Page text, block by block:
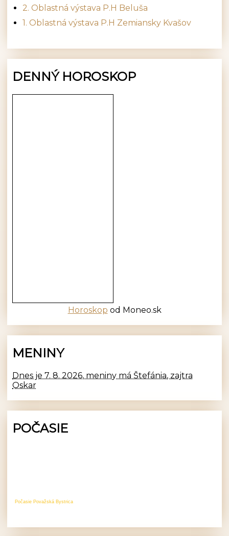
2. Oblastná výstava P.H Beluša
1. Oblastná výstava P.H Zemiansky Kvašov
DENNÝ HOROSKOP
Horoskop od Moneo.sk
MENINY
Dnes je 7. 8. 2026, meniny má Štefánia, zajtra
Oskar
POČASIE
Počasie Považská Bystrica